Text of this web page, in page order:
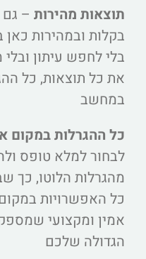
תוצאות מהירות –
בקלות ובמהירות
בלי לחפש עיתון
את כל תוצאות, כל
במחשב
כל ההגרלות במקום
לבחור למלא טופס
מהגרלות הלוטו,
כל האפשרויות
אמין ומקצועי
הגדולה שלכם